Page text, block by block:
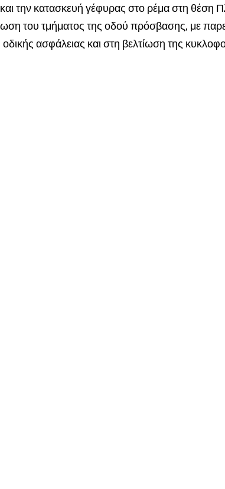
την κατασκευή γέφυρας στο ρέμα στη θέση
του τμήματος της οδού πρόσβασης, με
ασφάλειας και στη βελτίωση της